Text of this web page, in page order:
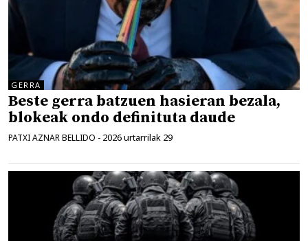
GERRA
Beste gerra batzuen hasieran bezala,
blokeak ondo definituta daude
PATXI AZNAR BELLIDO - 2026 urtarrilak 29